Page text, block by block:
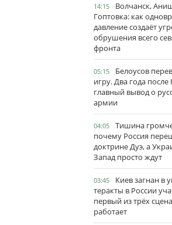
14:15
Волчанск,
Гоптовка: как
давление создаёт
обрушения всего
фронта
05:15
Белоусов
игру. Два года
главный вывод о
армии
04:05
Тишина
почему Россия
доктрине Дуэ, а
Запад просто ждут
03:45
Киев загнан в
теракты в России
первый из трёх
работает